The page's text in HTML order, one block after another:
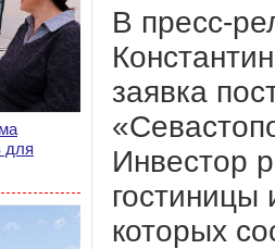
для
В пресс-
заявка
Инвестор
гостиницы
которых